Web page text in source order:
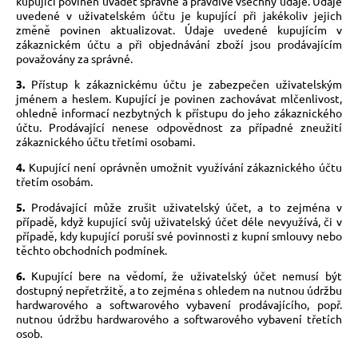
uvedené v uživatelském účtu je kupující při jakékoliv jejich
změně povinen aktualizovat. Údaje uvedené kupujícím v
zákaznickém účtu a při objednávání zboží jsou prodávajícím
považovány za správné.
3. Přístup k zákaznickému účtu je zabezpečen uživatelským
jménem a heslem. Kupující je povinen zachovávat mlčenlivost,
ohledně informací nezbytných k přístupu do jeho zákaznického
účtu. Prodávající nenese odpovědnost za případné zneužití
zákaznického účtu třetími osobami.
4. Kupující není oprávněn umožnit využívání zákaznického účtu
třetím osobám.
5. Prodávající může zrušit uživatelský účet, a to zejména v
případě, když kupující svůj uživatelský účet déle nevyužívá, či v
případě, kdy kupující poruší své povinnosti z kupní smlouvy nebo
těchto obchodních podmínek.
6. Kupující bere na vědomí, že uživatelský účet nemusí být
dostupný nepřetržitě, a to zejména s ohledem na nutnou údržbu
hardwarového a softwarového vybavení prodávajícího, popř.
nutnou údržbu hardwarového a softwarového vybavení třetích
osob.